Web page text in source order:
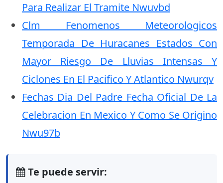
Para Realizar El Tramite Nwuvbd
Clm Fenomenos Meteorologicos
Temporada De Huracanes Estados Con
Mayor Riesgo De Lluvias Intensas Y
Ciclones En El Pacifico Y Atlantico Nwurqv
Fechas Dia Del Padre Fecha Oficial De La
Celebracion En Mexico Y Como Se Origino
Nwu97b
Te puede servir: